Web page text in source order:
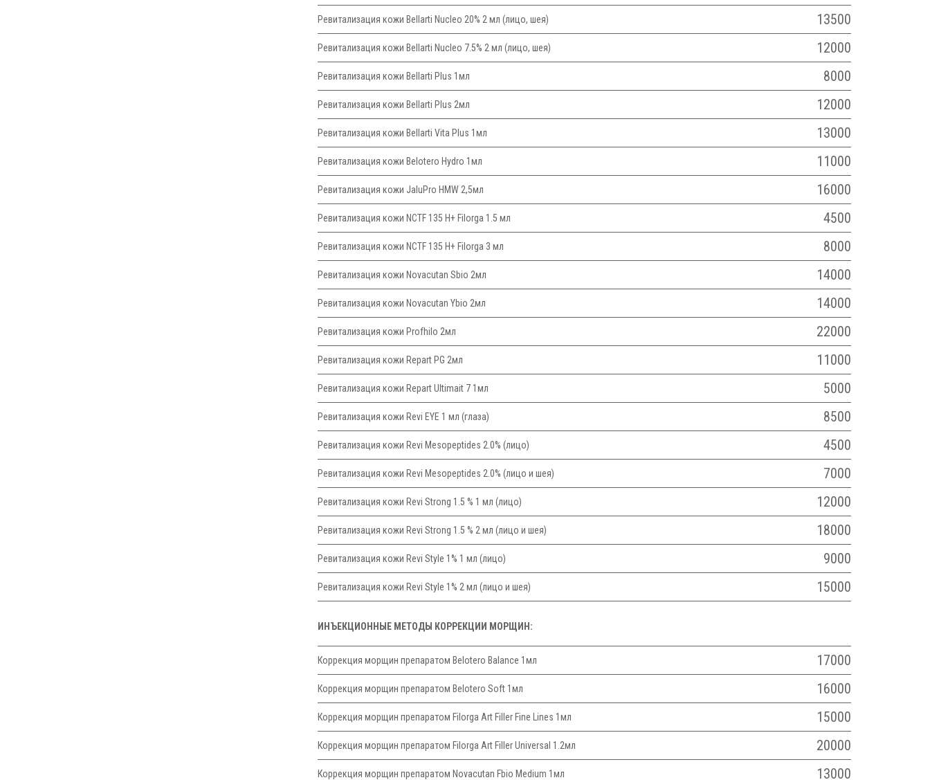
13500
Ревитализация кожи Bellarti Nucleo 20% 2 мл (лицо, шея)
12000
Ревитализация кожи Bellarti Nucleo 7.5% 2 мл (лицо, шея)
8000
Ревитализация кожи Bellarti Plus 1мл
12000
Ревитализация кожи Bellarti Plus 2мл
13000
Ревитализация кожи Bellarti Vita Plus 1мл
11000
Ревитализация кожи Belotero Hydro 1мл
16000
Ревитализация кожи JaluPro HMW 2,5мл
4500
Ревитализация кожи NCTF 135 H+ Filorga 1.5 мл
8000
Ревитализация кожи NCTF 135 H+ Filorga 3 мл
14000
Ревитализация кожи Novacutan Sbio 2мл
14000
Ревитализация кожи Novacutan Ybio 2мл
22000
Ревитализация кожи Profhilo 2мл
11000
Ревитализация кожи Repart PG 2мл
5000
Ревитализация кожи Repart Ultimait 7 1мл
8500
Ревитализация кожи Revi EYE 1 мл (глаза)
4500
Ревитализация кожи Revi Mesopeptides 2.0% (лицо)
7000
Ревитализация кожи Revi Mesopeptides 2.0% (лицо и шея)
12000
Ревитализация кожи Revi Strong 1.5 % 1 мл (лицо)
18000
Ревитализация кожи Revi Strong 1.5 % 2 мл (лицо и шея)
9000
Ревитализация кожи Revi Style 1% 1 мл (лицо)
15000
Ревитализация кожи Revi Style 1% 2 мл (лицо и шея)
ИНЪЕКЦИОННЫЕ МЕТОДЫ КОРРЕКЦИИ МОРЩИН:
17000
Коррекция морщин препаратом Belotero Balance 1мл
16000
Коррекция морщин препаратом Belotero Soft 1мл
15000
Коррекция морщин препаратом Filorga Art Filler Fine Lines 1мл
20000
Коррекция морщин препаратом Filorga Art Filler Universal 1.2мл
13000
Коррекция морщин препаратом Novacutan Fbio Medium 1мл